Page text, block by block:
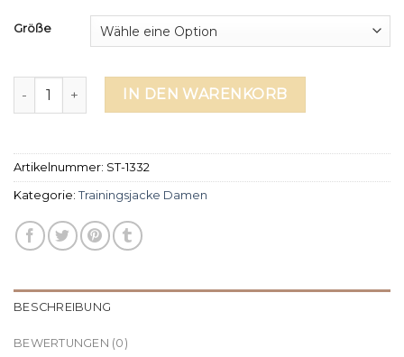
Größe
trainingsjacke damen MengeIN DEN WARENKORB
Artikelnummer: ST-1332
Kategorie: Trainingsjacke Damen
BESCHREIBUNG
BEWERTUNGEN (0)